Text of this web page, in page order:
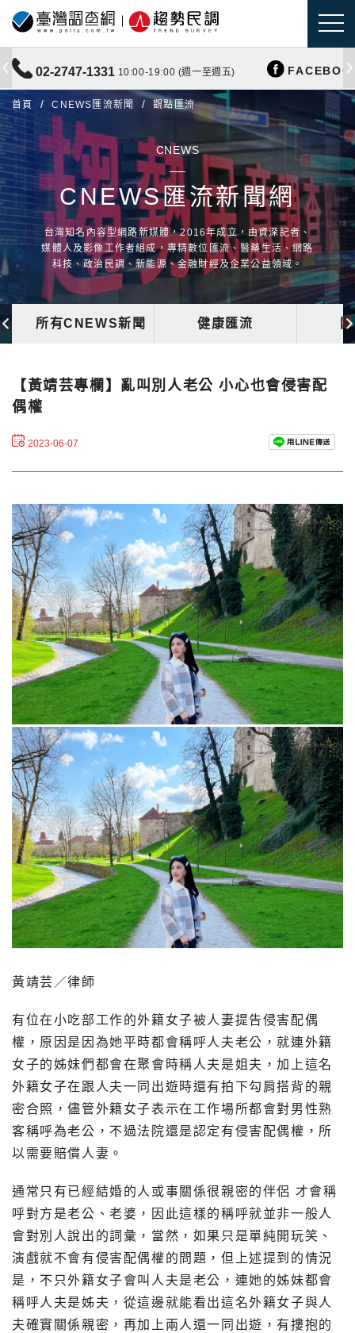
02-2747-1331 10:00-19:00 (週一至週五)
首頁 CNEWS匯流新聞 觀點匯流
CNEWS
CNEWS匯流新聞網
台灣知名內容型網路新媒體，2016年成立，由資深記者、
媒體人及影像工作者組成，專精數位匯流、醫藥生活、網路
科技、政治民調、新能源、金融財經及企業公益領域。
所有CNEWS新聞 健康匯流
【黃靖芸專欄】亂叫別人老公 小心也會侵害配
偶權
2023-06-07
黃靖芸／律師
有位在小吃部工作的外籍女子被人妻提告侵害配偶
權，原因是因為她平時都會稱呼人夫老公，就連外籍
女子的姊妹們都會在聚會時稱人夫是姐夫，加上這名
外籍女子在跟人夫一同出遊時還有拍下勾肩搭背的親
密合照，儘管外籍女子表示在工作場所都會對男性熟
客稱呼為老公，不過法院還是認定有侵害配偶權，所
以需要賠償人妻。
通常只有已經結婚的人或事關係很親密的伴侶 才會稱
呼對方是老公、老婆，因此這樣的稱呼就並非一般人
會對別人說出的詞彙，當然，如果只是單純開玩笑、
演戲就不會有侵害配偶權的問題，但上述提到的情況
是，不只外籍女子會叫人夫是老公，連她的姊妹都會
稱呼人夫是姊夫，從這邊就能看出這名外籍女子與人
夫確實關係親密，再加上兩人還一同出遊，有摟抱的